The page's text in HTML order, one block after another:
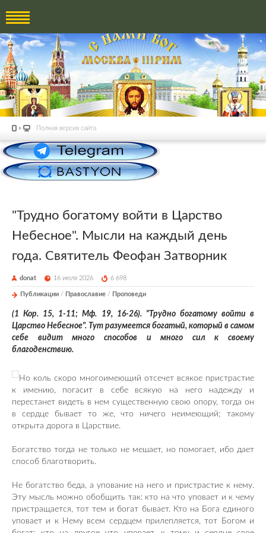
Полная версия сайта
"Трудно богатому войти в Царство
Небесное". Мысли на каждый день
года. Святитель Феофан Затворник
donat 16 июля 2026 6 698
Публикации / Православие / Проповеди
(1 Кор. 15, 1-11; Мф. 19, 16-26). "Трудно богатому войти в
Царство Небесное". Тут разумеется богатый, который в самом
себе видит много способов и много сил к своему
благоденствию.
Но коль скоро многоимеющий отсечет всякое пристрастие
к имению, погасит в себе всякую на него надежду и
перестанет видеть в нем существенную свою опору, тогда он
в сердце бывает то же, что ничего неимеющий; такому
открыта дорога в Царствие.
Богатство тогда не только не мешает, но помогает, ибо дает
способ благотворить.
Не богатство беда, а упование на него и пристрастие к нему.
Эту мысль можно обобщить так: кто на что уповает и к чему
пристращается, тот тем и богат бывает. Кто на Бога единого
уповает и к Нему всем сердцем прилепляется, тот Богом и